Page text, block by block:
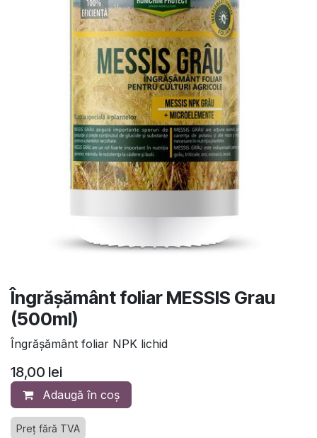
Îngrășământ foliar MESSIS Grau
(500ml)
Îngrăşământ foliar NPK lichid
18,00 lei
Adaugă în coș
Preț fără TVA